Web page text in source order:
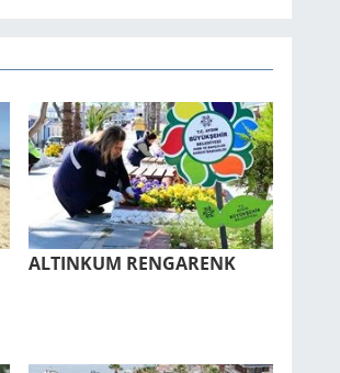
AL­TIN­KUM REN­GA­RENK